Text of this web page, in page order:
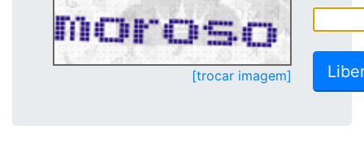
[trocar imagem]